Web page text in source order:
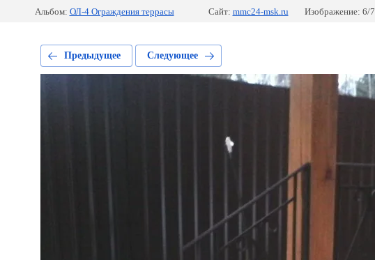
Альбом: ОЛ-4 Ограждения террасы Сайт: mmc24-msk.ru Изображение: 6/7
Предыдущее Следующее